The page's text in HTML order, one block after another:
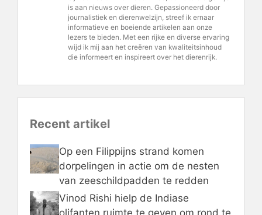
is aan nieuws over dieren. Gepassioneerd door
journalistiek en dierenwelzijn, streef ik ernaar
informatieve en boeiende artikelen aan onze
lezers te bieden. Met een rijke en diverse ervaring
wijd ik mij aan het creëren van kwaliteitsinhoud
die informeert en inspireert over het dierenrijk.
Recent artikel
Op een Filippijns strand komen
dorpelingen in actie om de nesten
van zeeschildpadden te redden
Vinod Rishi hielp de Indiase
olifanten ruimte te geven om rond te